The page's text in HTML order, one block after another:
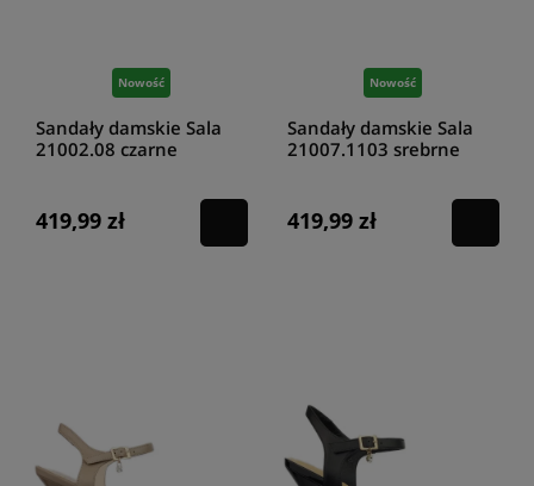
Nowość
Sandały damskie Sala
21002.08 czarne
419,99 zł
Nowość
Sandały damskie Sala
21007.1103 srebrne
419,99 zł